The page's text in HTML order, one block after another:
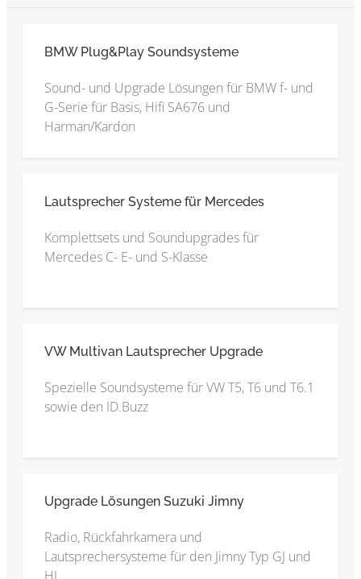
BMW Plug&Play Soundsysteme
Sound- und Upgrade Lösungen für BMW f- und
G-Serie für Basis, Hifi SA676 und
Harman/Kardon
Lautsprecher Systeme für Mercedes
Komplettsets und Soundupgrades für
Mercedes C- E- und S-Klasse
VW Multivan Lautsprecher Upgrade
Spezielle Soundsysteme für VW T5, T6 und T6.1
sowie den ID.Buzz
Upgrade Lösungen Suzuki Jimny
Radio, Rückfahrkamera und
Lautsprechersysteme für den Jimny Typ GJ und